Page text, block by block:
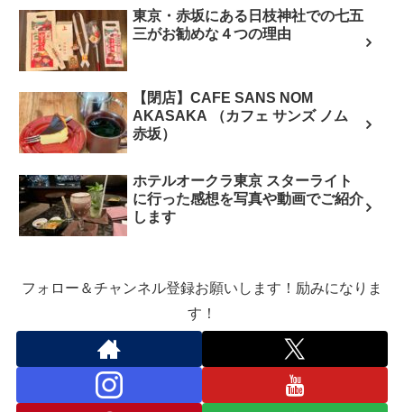
東京・赤坂にある日枝神社での七五
三がお勧めな４つの理由
【閉店】CAFE SANS NOM
AKASAKA （カフェ サンズ ノム
赤坂）
ホテルオークラ東京 スターライト
に行った感想を写真や動画でご紹介
します
フォロー＆チャンネル登録お願いします！励みになりま
す！